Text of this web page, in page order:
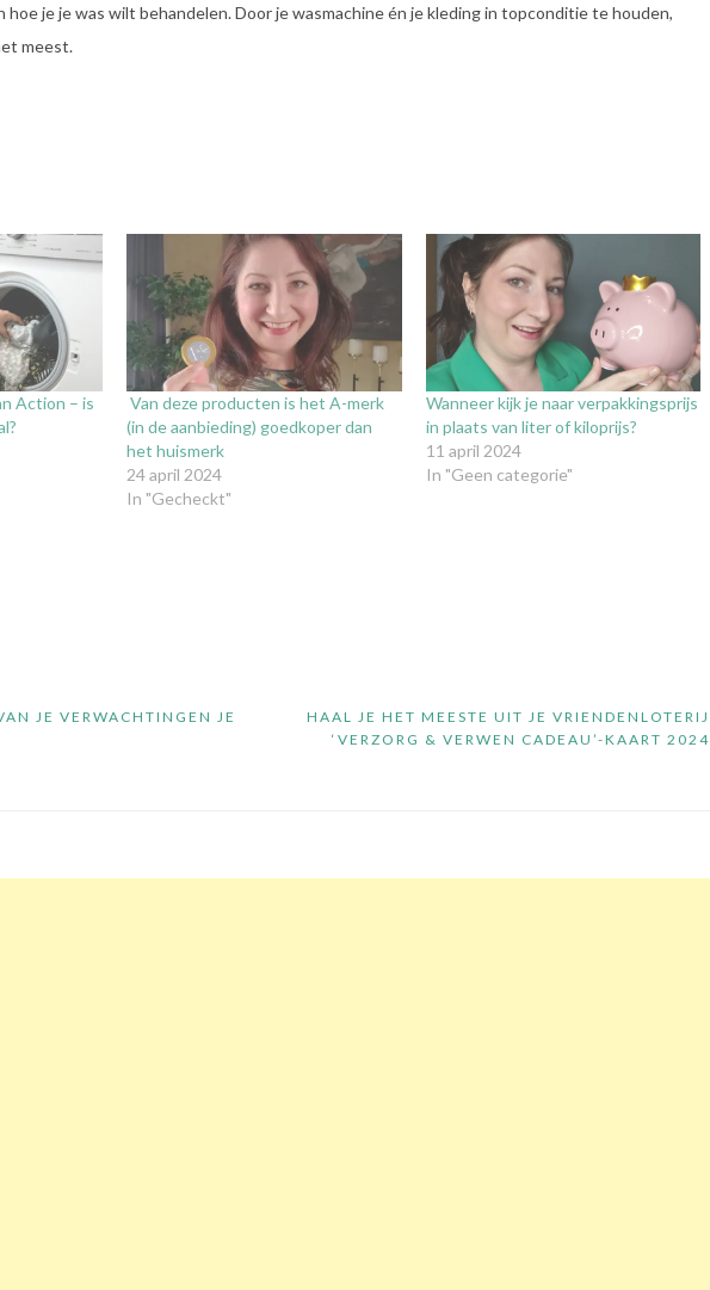
hoe je je was wilt behandelen. Door je wasmachine én je kleding in topconditie te houden,
meest.
Action – is
Van deze producten is het A-merk
(in de aanbieding) goedkoper dan
het huismerk
24 april 2024
In "Gecheckt"
Wanneer kijk je naar verpakkingsprijs
in plaats van liter of kiloprijs?
11 april 2024
In "Geen categorie"
HAAL JE HET MEESTE UIT JE VRIENDENLOTERIJ
‘VERZORG & VERWEN CADEAU’-KAART 2024
JE VERWACHTINGEN JE